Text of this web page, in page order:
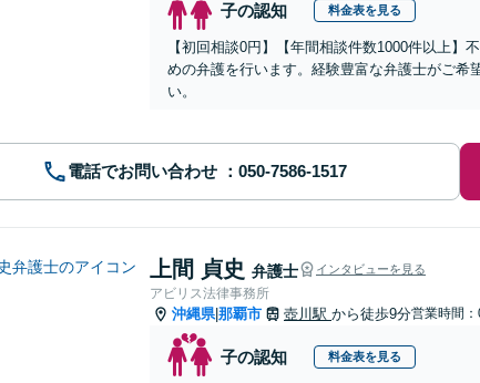
子の認知 料金表を見る
【初回相談0円】【年間相談件数1000件以上
めの弁護を行います。経験豊富な弁護士がご希
い。
電話でお問い合わせ
上間 貞史 弁護士 インタビューを見る
アビリス法律事務所
沖縄県|那覇市 壺川駅 から徒歩9分営業時間：
子の認知 料金表を見る